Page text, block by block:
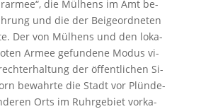
die Mül­hens im Amt be­
und die der Bei­ge­ord­ne­ten
Der von Mül­hens und den lo­ka­
Ar­mee ge­fun­de­ne Modus vi­
der öf­fent­li­chen Si­
be­wahr­te die Stadt vor Plün­de­
Orts im Ruhr­ge­biet vor­ka­